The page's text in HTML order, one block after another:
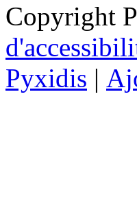
Copyright
Pyxidis |